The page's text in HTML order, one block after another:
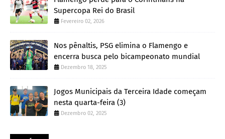
Supercopa Rei do Brasil
Fevereiro 02, 2026
Nos pênaltis, PSG elimina o Flamengo e
encerra busca pelo bicampeonato mundial
Dezembro 18, 2025
Jogos Municipais da Terceira Idade começam
nesta quarta-feira (3)
Dezembro 02, 2025